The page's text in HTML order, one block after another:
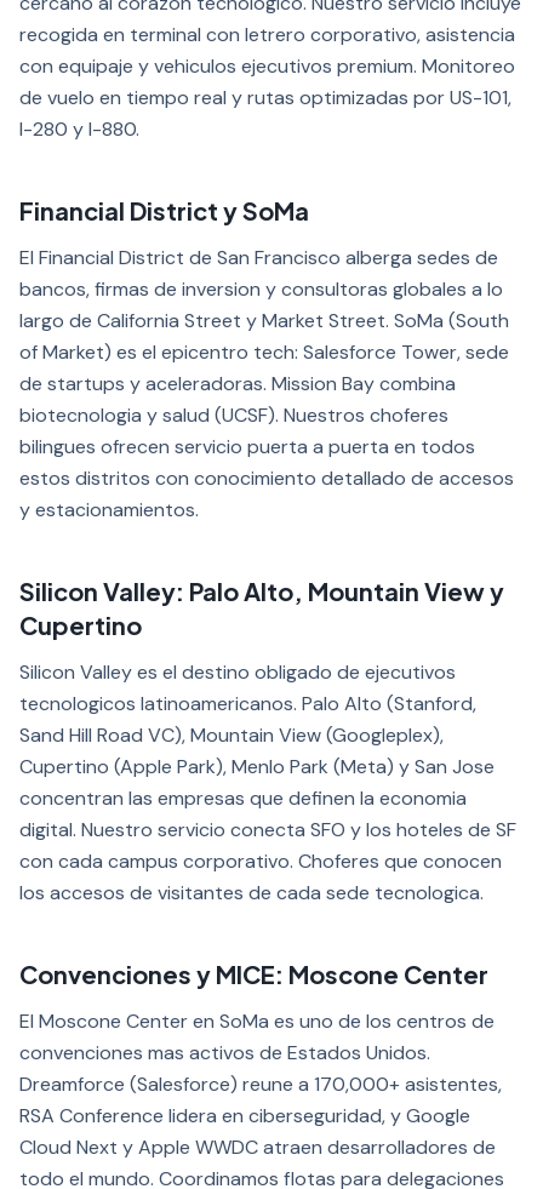
recogida en terminal con letrero corporativo, asistencia
con equipaje y vehiculos ejecutivos premium. Monitoreo
de vuelo en tiempo real y rutas optimizadas por US-101,
I-280 y I-880.
Financial District y SoMa
El Financial District de San Francisco alberga sedes de
bancos, firmas de inversion y consultoras globales a lo
largo de California Street y Market Street. SoMa (South
of Market) es el epicentro tech: Salesforce Tower, sede
de startups y aceleradoras. Mission Bay combina
biotecnologia y salud (UCSF). Nuestros choferes
bilingues ofrecen servicio puerta a puerta en todos
estos distritos con conocimiento detallado de accesos
y estacionamientos.
Silicon Valley: Palo Alto, Mountain View y
Cupertino
Silicon Valley es el destino obligado de ejecutivos
tecnologicos latinoamericanos. Palo Alto (Stanford,
Sand Hill Road VC), Mountain View (Googleplex),
Cupertino (Apple Park), Menlo Park (Meta) y San Jose
concentran las empresas que definen la economia
digital. Nuestro servicio conecta SFO y los hoteles de SF
con cada campus corporativo. Choferes que conocen
los accesos de visitantes de cada sede tecnologica.
Convenciones y MICE: Moscone Center
El Moscone Center en SoMa es uno de los centros de
convenciones mas activos de Estados Unidos.
Dreamforce (Salesforce) reune a 170,000+ asistentes,
RSA Conference lidera en ciberseguridad, y Google
Cloud Next y Apple WWDC atraen desarrolladores de
todo el mundo. Coordinamos flotas para delegaciones